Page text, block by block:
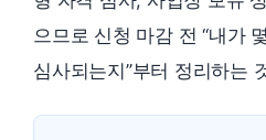
으므로 신청 마감 전 “내가
심사되는지”부터 정리하는